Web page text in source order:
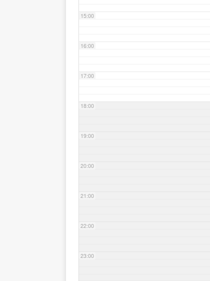
15:00
16:00
17:00
18:00
19:00
20:00
21:00
22:00
23:00